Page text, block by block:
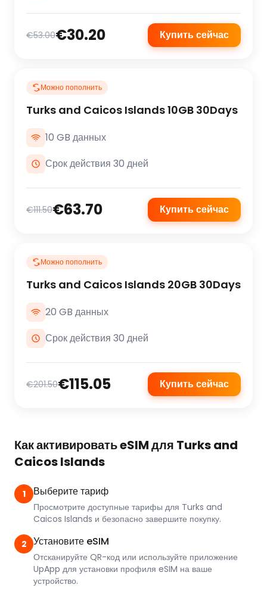
€53.00€30.20 Купить сейчас
Можно пополнить
Turks and Caicos Islands 10GB 30Days
10 GB данных
Срок действия 30 дней
€111.50€63.70 Купить сейчас
Можно пополнить
Turks and Caicos Islands 20GB 30Days
20 GB данных
Срок действия 30 дней
€201.50€115.05 Купить сейчас
Как активировать eSIM для Turks and
Caicos Islands
1 Выберите тариф
Просмотрите доступные тарифы для Turks and
Caicos Islands и безопасно завершите покупку.
2 Установите eSIM
Отсканируйте QR-код или используйте приложение
UpApp для установки профиля eSIM на ваше
устройство.